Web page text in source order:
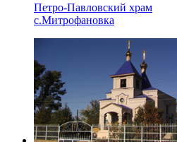
Петро-Павловский храм
с.Митрофановка